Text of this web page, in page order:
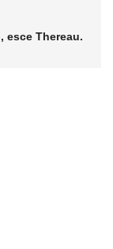
esce Thereau.